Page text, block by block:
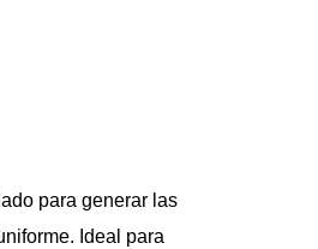
para generar las
Ideal para